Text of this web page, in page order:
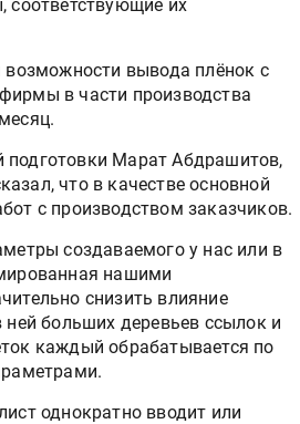
соответствующие их
возможности вывода плёнок с
в части производства
подготовки Марат Абдрашитов,
что в качестве основной
с производством заказчиков.
создаваемого у нас или в
нашими
снизить влияние
ней больших деревьев ссылок и
каждый обрабатывается по
однократно вводит или